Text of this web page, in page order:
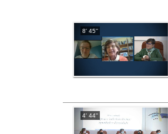
8' 45''
4' 44''